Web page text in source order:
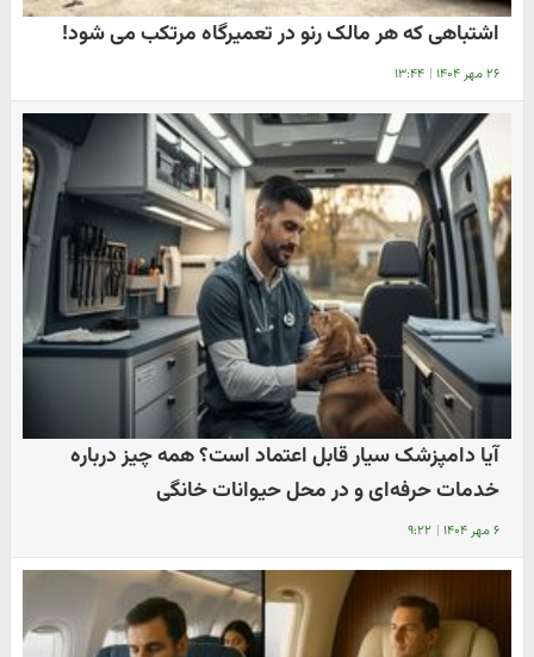
اشتباهی که هر مالک رنو در تعمیرگاه مرتکب می شود!
۲۶ مهر ۱۴۰۴ | ۱۳:۴۴
آیا دامپزشک سیار قابل اعتماد است؟ همه چیز درباره
خدمات حرفه‌ای و در محل حیوانات خانگی
۶ مهر ۱۴۰۴ | ۹:۲۲